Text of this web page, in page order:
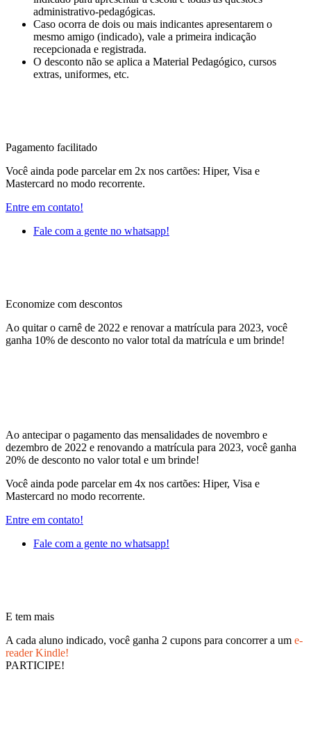
administrativo-pedagógicas.
Caso ocorra de dois ou mais indicantes apresentarem o
mesmo amigo (indicado), vale a primeira indicação
recepcionada e registrada.
O desconto não se aplica a Material Pedagógico, cursos
extras, uniformes, etc.
Pagamento facilitado
Você ainda pode parcelar em 2x nos cartões: Hiper, Visa e
Mastercard no modo recorrente.
Entre em contato!
Fale com a gente no whatsapp!
Economize com descontos
Ao quitar o carnê de 2022 e renovar a matrícula para 2023, você
ganha 10% de desconto no valor total da matrícula e um brinde!
Ao antecipar o pagamento das mensalidades de novembro e
dezembro de 2022 e renovando a matrícula para 2023, você ganha
20% de desconto no valor total e um brinde!
Você ainda pode parcelar em 4x nos cartões: Hiper, Visa e
Mastercard no modo recorrente.
Entre em contato!
Fale com a gente no whatsapp!
E tem mais
A cada aluno indicado, você ganha 2 cupons para concorrer a um e-
reader Kindle!
PARTICIPE!